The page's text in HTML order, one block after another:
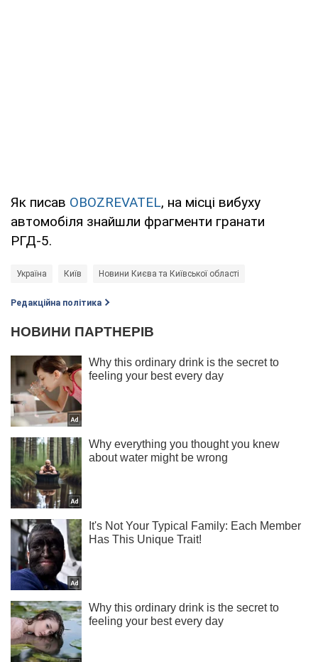
Як писав OBOZREVATEL, на місці вибуху
автомобіля знайшли фрагменти гранати
РГД-5.
Україна Київ Новини Києва та Київської області
Редакційна політика